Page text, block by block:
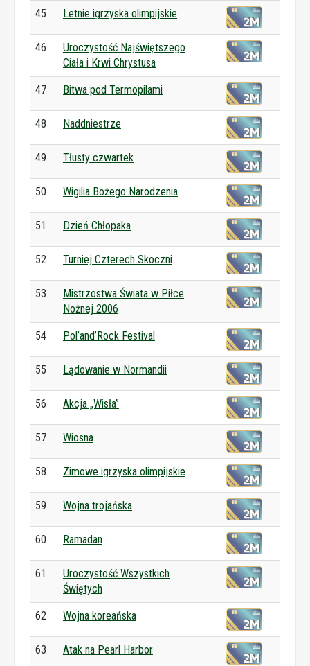
45 Letnie igrzyska olimpijskie
46
Uroczystość Najświętszego
Ciała i Krwi Chrystusa
47 Bitwa pod Termopilami
48 Naddniestrze
49 Tłusty czwartek
50 Wigilia Bożego Narodzenia
51 Dzień Chłopaka
52 Turniej Czterech Skoczni
53
Mistrzostwa Świata w Piłce
Nożnej 2006
54 Pol’and’Rock Festival
55 Lądowanie w Normandii
56 Akcja „Wisła”
57 Wiosna
58 Zimowe igrzyska olimpijskie
59 Wojna trojańska
60 Ramadan
61
Uroczystość Wszystkich
Świętych
62 Wojna koreańska
63 Atak na Pearl Harbor